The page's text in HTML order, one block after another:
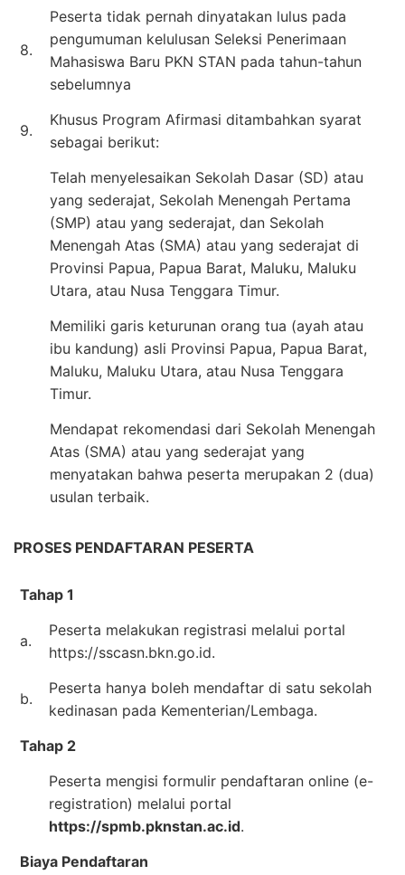
8.
Peserta tidak pernah dinyatakan lulus pada
pengumuman kelulusan Seleksi Penerimaan
Mahasiswa Baru PKN STAN pada tahun-tahun
sebelumnya
9.
Khusus Program Afirmasi ditambahkan syarat
sebagai berikut:
Telah menyelesaikan Sekolah Dasar (SD) atau
yang sederajat, Sekolah Menengah Pertama
(SMP) atau yang sederajat, dan Sekolah
Menengah Atas (SMA) atau yang sederajat di
Provinsi Papua, Papua Barat, Maluku, Maluku
Utara, atau Nusa Tenggara Timur.
Memiliki garis keturunan orang tua (ayah atau
ibu kandung) asli Provinsi Papua, Papua Barat,
Maluku, Maluku Utara, atau Nusa Tenggara
Timur.
Mendapat rekomendasi dari Sekolah Menengah
Atas (SMA) atau yang sederajat yang
menyatakan bahwa peserta merupakan 2 (dua)
usulan terbaik.
PROSES PENDAFTARAN PESERTA
Tahap 1
a.
Peserta melakukan registrasi melalui portal
https://sscasn.bkn.go.id.
b.
Peserta hanya boleh mendaftar di satu sekolah
kedinasan pada Kementerian/Lembaga.
Tahap 2
Peserta mengisi formulir pendaftaran online (e-
registration) melalui portal
https://spmb.pknstan.ac.id.
Biaya Pendaftaran